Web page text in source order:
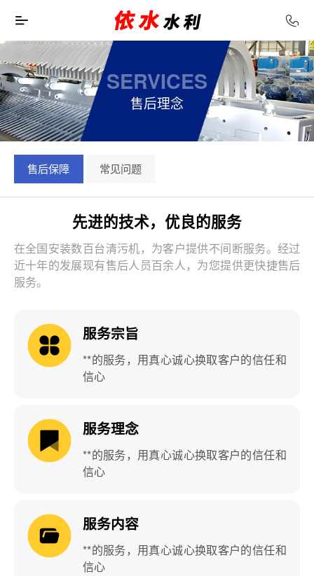
SERVICES
售后理念
售后保障 常见问题
先进的技术，优良的服务
在全国安装数百台清污机，为客户提供不间断服务。经过
近十年的发展现有售后人员百余人，为您提供更快捷售后
服务。
服务宗旨
**的服务，用真心诚心换取客户的信任和
信心
服务理念
**的服务，用真心诚心换取客户的信任和
信心
服务内容
**的服务，用真心诚心换取客户的信任和
信心